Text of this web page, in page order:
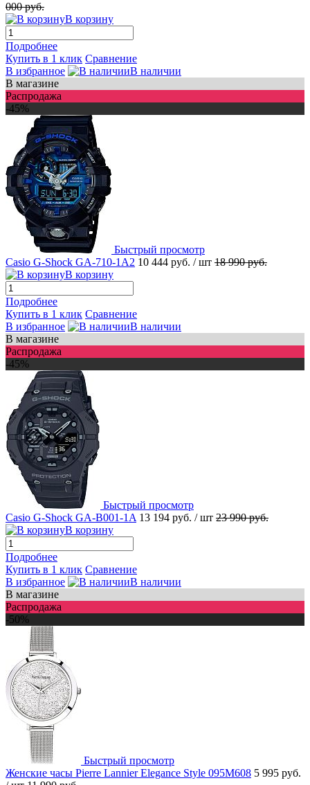
000 руб.
В корзину
Подробнее
Купить в 1 клик Сравнение
В избранное
В наличии
В магазине
Распродажа
-45%
Быстрый просмотр
Casio G-Shock GA-710-1A2 10 444 руб. / шт 18 990 руб.
В корзину
Подробнее
Купить в 1 клик Сравнение
В избранное
В наличии
В магазине
Распродажа
-45%
Быстрый просмотр
Casio G-Shock GA-B001-1A 13 194 руб. / шт 23 990 руб.
В корзину
Подробнее
Купить в 1 клик Сравнение
В избранное
В наличии
В магазине
Распродажа
-50%
Быстрый просмотр
Женские часы Pierre Lannier Elegance Style 095M608 5 995 руб.